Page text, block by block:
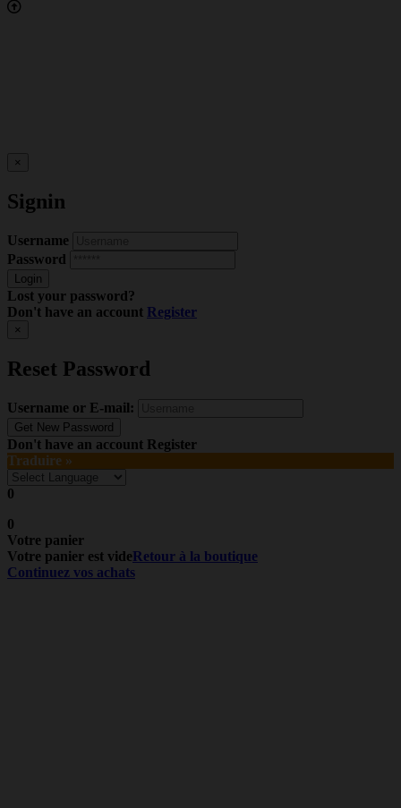
×
Signin
Username
Password
Lost your password?
Don't have an account Register
×
Reset Password
Username or E-mail:
Don't have an account Register
Traduire »
0
0
Votre panier
Votre panier est videRetour à la boutique
Continuez vos achats